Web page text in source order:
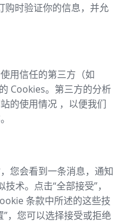
购时验证你的信息，并允
用信任的第三方（如
Cookies。第三方的分析
的使用情况 ，以便我们
您会看到一条消息，通知
术。点击“全部接受”，
条款中所述的这些技
，您可以选择接受或拒绝